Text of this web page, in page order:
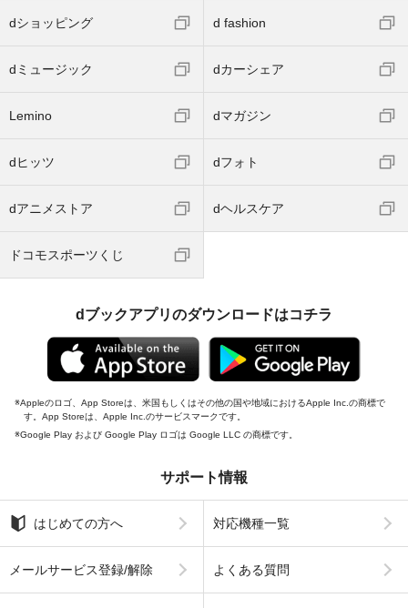
dショッピング d fashion
dミュージック dカーシェア
Lemino dマガジン
dヒッツ dフォト
dアニメストア dヘルスケア
ドコモスポーツくじ
dブックアプリのダウンロードはコチラ
Appleのロゴ、App Storeは、米国もしくはその他の国や地域におけるApple Inc.の商標で
す。App Storeは、Apple Inc.のサービスマークです。
Google Play および Google Play ロゴは Google LLC の商標です。
サポート情報
はじめての方へ 対応機種一覧
メールサービス登録/解除 よくある質問